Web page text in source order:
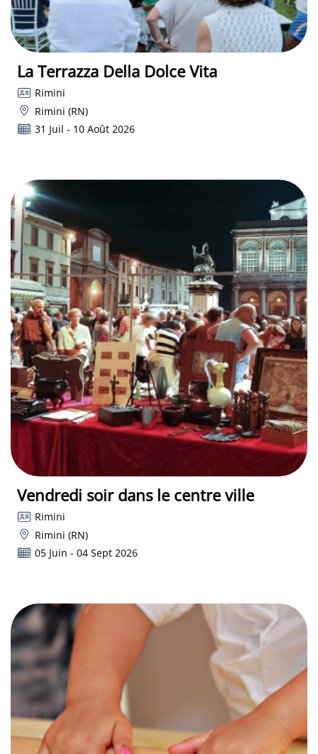
La Terrazza Della Dolce Vita
Rimini
Rimini (RN)
31 Juil - 10 Août 2026
Vendredi soir dans le centre ville
Rimini
Rimini (RN)
05 Juin - 04 Sept 2026